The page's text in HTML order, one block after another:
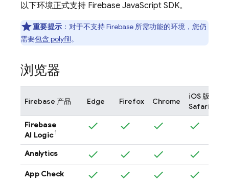
以下环境正式支持 Firebase JavaScript SDK。
重要提示 ：对于不支持 Firebase 所需功能的环境，您仍
需要包含 polyfill。
浏览器
Firebase 产品 Edge Firefox Chrome
iOS 版
Safari
Firebase
AI Logic 1
Analytics
App Check